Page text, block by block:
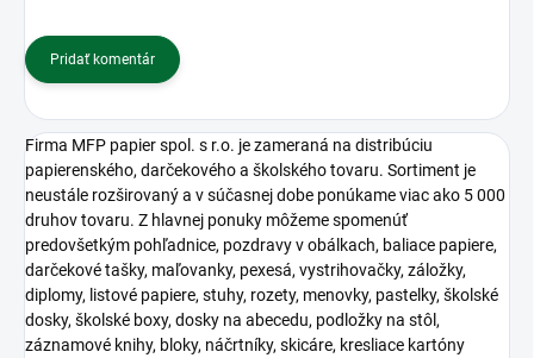
Pridať komentár
Firma MFP papier spol. s r.o. je zameraná na distribúciu
papierenského, darčekového a školského tovaru. Sortiment je
neustále rozširovaný a v súčasnej dobe ponúkame viac ako 5 000
druhov tovaru. Z hlavnej ponuky môžeme spomenúť
predovšetkým pohľadnice, pozdravy v obálkach, baliace papiere,
darčekové tašky, maľovanky, pexesá, vystrihovačky, záložky,
diplomy, listové papiere, stuhy, rozety, menovky, pastelky, školské
dosky, školské boxy, dosky na abecedu, podložky na stôl,
záznamové knihy, bloky, náčrtníky, skicáre, kresliace kartóny